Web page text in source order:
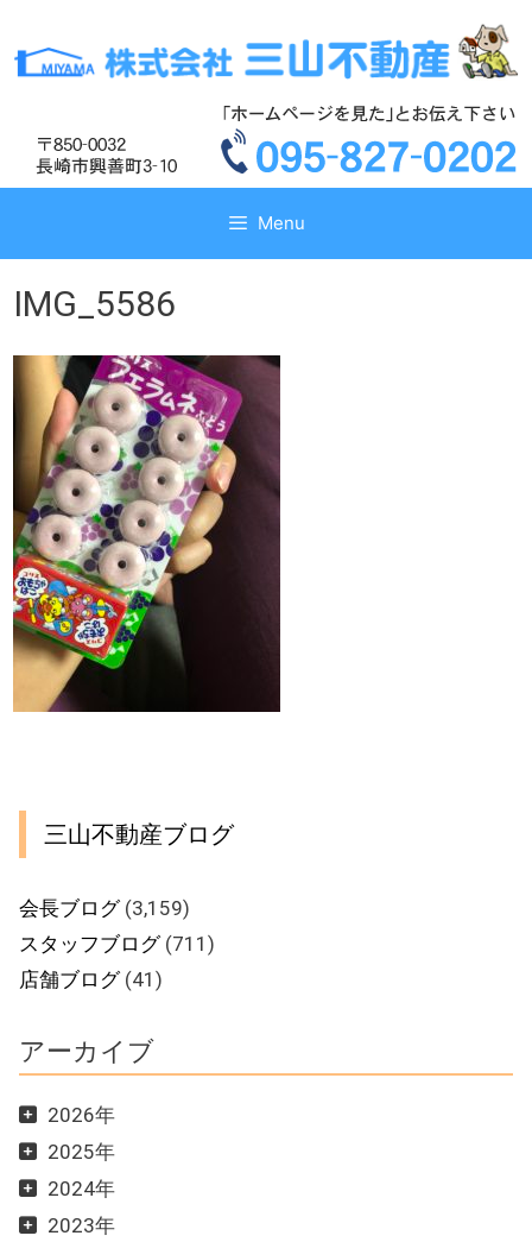
テ
ス
テ
ス
Menu
IMG_5586
三山不動産ブログ
会長ブログ(3,159)
スタッフブログ(711)
店舗ブログ(41)
アーカイブ
2026年
2025年
2024年
2023年